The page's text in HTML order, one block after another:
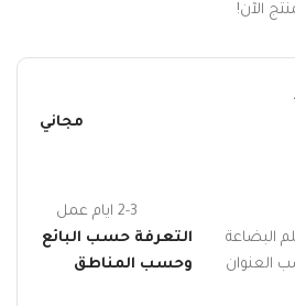
الآن!
مجاني
البضاعة
العنوان
2-3 ايام عمل
التعرفة حسب البائع
وحسب المناطق